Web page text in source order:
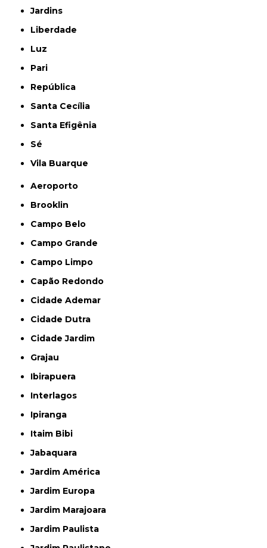
Jardins
Liberdade
Luz
Pari
República
Santa Cecília
Santa Efigênia
Sé
Vila Buarque
Aeroporto
Brooklin
Campo Belo
Campo Grande
Campo Limpo
Capão Redondo
Cidade Ademar
Cidade Dutra
Cidade Jardim
Grajau
Ibirapuera
Interlagos
Ipiranga
Itaim Bibi
Jabaquara
Jardim América
Jardim Europa
Jardim Marajoara
Jardim Paulista